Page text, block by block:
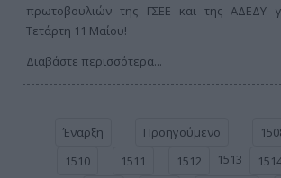
πρωτοβουλιών της ΓΣΕΕ και της ΑΔΕΔΥ
Τετάρτη 11 Μαίου!
Διαβάστε περισσότερα...
Έναρξη Προηγούμενο
1510
1511 1512 1513